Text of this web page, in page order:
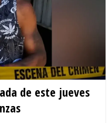
de este jueves